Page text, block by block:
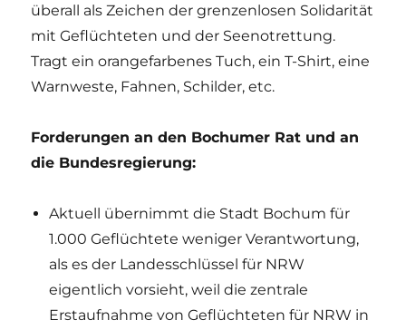
überall als Zeichen der grenzenlosen Solidarität
mit Geflüchteten und der Seenotrettung.
Tragt ein orangefarbenes Tuch, ein T-Shirt, eine
Warnweste, Fahnen, Schilder, etc.
Forderungen an den Bochumer Rat und an
die Bundesregierung:
Aktuell übernimmt die Stadt Bochum für
1.000 Geflüchtete weniger Verantwortung,
als es der Landesschlüssel für NRW
eigentlich vorsieht, weil die zentrale
Erstaufnahme von Geflüchteten für NRW in